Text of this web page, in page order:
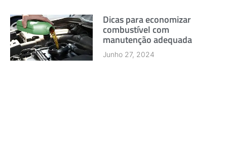
Dicas para economizar
combustível com
manutenção adequada
Junho 27, 2024